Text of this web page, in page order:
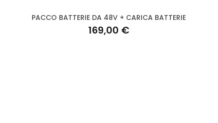
PACCO BATTERIE DA 48V + CARICA BATTERIE
169,00 €